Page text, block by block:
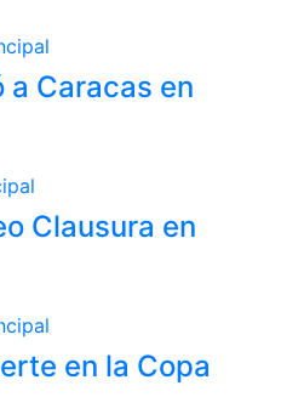
a Caracas en
Clausura en
en la Copa